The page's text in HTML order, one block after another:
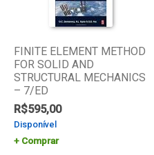
FINITE ELEMENT METHOD
FOR SOLID AND
STRUCTURAL MECHANICS
– 7/ED
R$595,00
Disponível
Comprar